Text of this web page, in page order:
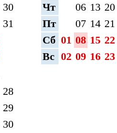
30
31
Чт
06 13 20
Пт
07 14 21
Сб 01 08 15 22
Вс 02 09 16 23
28
29
30